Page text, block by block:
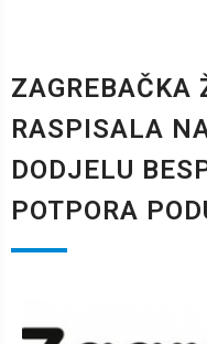
ZAGREBAČKA
RASPISALA
DODJELU
POTPORA